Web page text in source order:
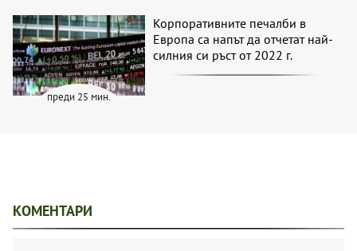
преди 25 мин.
Корпоративните печалби в
Европа са напът да отчетат най-
силния си ръст от 2022 г.
КОМЕНТАРИ